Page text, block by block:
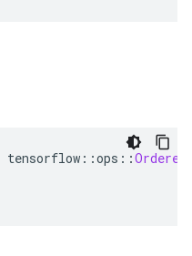
tensorflow ::ops ::